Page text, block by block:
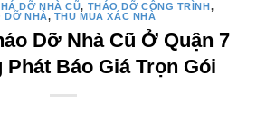
DỠ NHÀ CŨ, THÁO DỠ CÔNG TRÌNH,
DỠ NHÀ, THU MUA XÁC NHÀ
Dỡ Nhà Cũ Ở Quận 7
Phát Báo Giá Trọn Gói